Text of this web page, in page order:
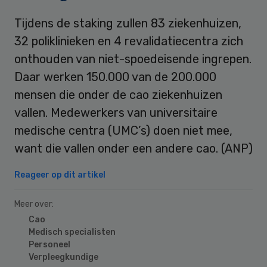
Tijdens de staking zullen 83 ziekenhuizen,
32 poliklinieken en 4 revalidatiecentra zich
onthouden van niet-spoedeisende ingrepen.
Daar werken 150.000 van de 200.000
mensen die onder de cao ziekenhuizen
vallen. Medewerkers van universitaire
medische centra (UMC’s) doen niet mee,
want die vallen onder een andere cao. (ANP)
Reageer op dit artikel
Meer over:
Cao
Medisch specialisten
Personeel
Verpleegkundige